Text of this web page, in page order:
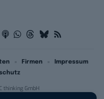
thinking GmbH
Firmen
Impressum